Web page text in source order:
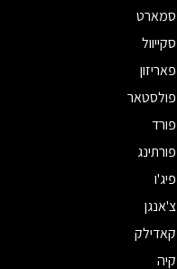
סמארט
סקייוול
פאריזון
פולסטאר
פורד
פורתינג
פיג'ו
צ'אנגן
קאדילק
קיה